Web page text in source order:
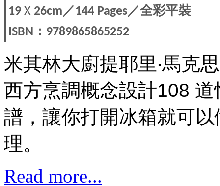
19 X 26cm／144 Pages／全彩平裝
ISBN ： 9789865865252
米其林大廚提耶里‧馬克
西方烹調概念設計108
譜，讓你打開冰箱就可
理。
Read more...